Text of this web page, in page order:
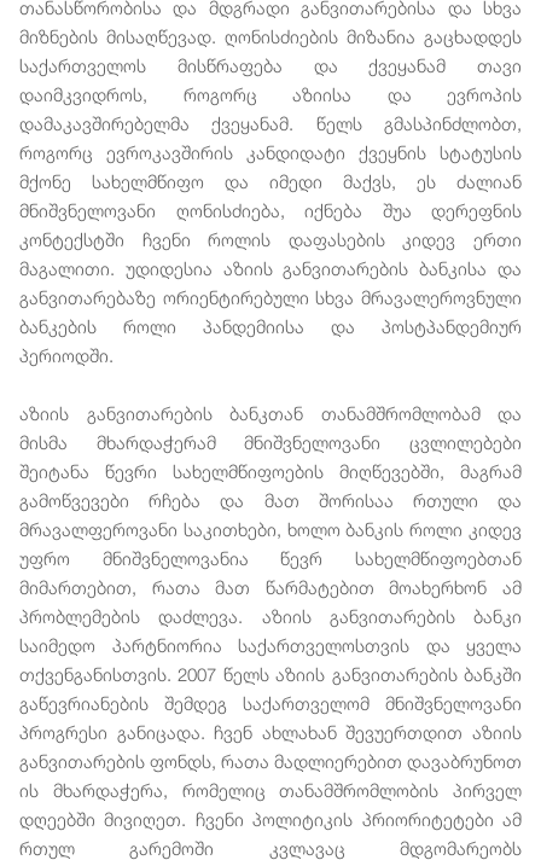
თანასწორობისა და მდგრადი განვითარებისა და სხვა
მიზნების მისაღწევად. ღონისძიების მიზანია გაცხადდეს
საქართველოს მისწრაფება და ქვეყანამ თავი
დაიმკვიდროს, როგორც აზიისა და ევროპის
დამაკავშირებელმა ქვეყანამ. წელს გმასპინძლობთ,
როგორც ევროკავშირის კანდიდატი ქვეყნის სტატუსის
მქონე სახელმწიფო და იმედი მაქვს, ეს ძალიან
მნიშვნელოვანი ღონისძიება, იქნება შუა დერეფნის
კონტექსტში ჩვენი როლის დაფასების კიდევ ერთი
მაგალითი. უდიდესია აზიის განვითარების ბანკისა და
განვითარებაზე ორიენტირებული სხვა მრავალეროვნული
ბანკების როლი პანდემიისა და პოსტპანდემიურ
პერიოდში.
აზიის განვითარების ბანკთან თანამშრომლობამ და
მისმა მხარდაჭერამ მნიშვნელოვანი ცვლილებები
შეიტანა წევრი სახელმწიფოების მიღწევებში, მაგრამ
გამოწვევები რჩება და მათ შორისაა რთული და
მრავალფეროვანი საკითხები, ხოლო ბანკის როლი კიდევ
უფრო მნიშვნელოვანია წევრ სახელმწიფოებთან
მიმართებით, რათა მათ წარმატებით მოახერხონ ამ
პრობლემების დაძლევა. აზიის განვითარების ბანკი
საიმედო პარტნიორია საქართველოსთვის და ყველა
თქვენგანისთვის. 2007 წელს აზიის განვითარების ბანკში
გაწევრიანების შემდეგ საქართველომ მნიშვნელოვანი
პროგრესი განიცადა. ჩვენ ახლახან შევუერთდით აზიის
განვითარების ფონდს, რათა მადლიერებით დავაბრუნოთ
ის მხარდაჭერა, რომელიც თანამშრომლობის პირველ
დღეებში მივიღეთ. ჩვენი პოლიტიკის პრიორიტეტები ამ
რთულ გარემოში კვლავაც მდგომარეობს